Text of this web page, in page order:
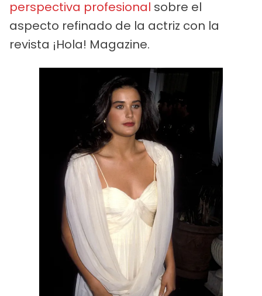
perspectiva profesional sobre el
aspecto refinado de la actriz con la
revista ¡Hola! Magazine.